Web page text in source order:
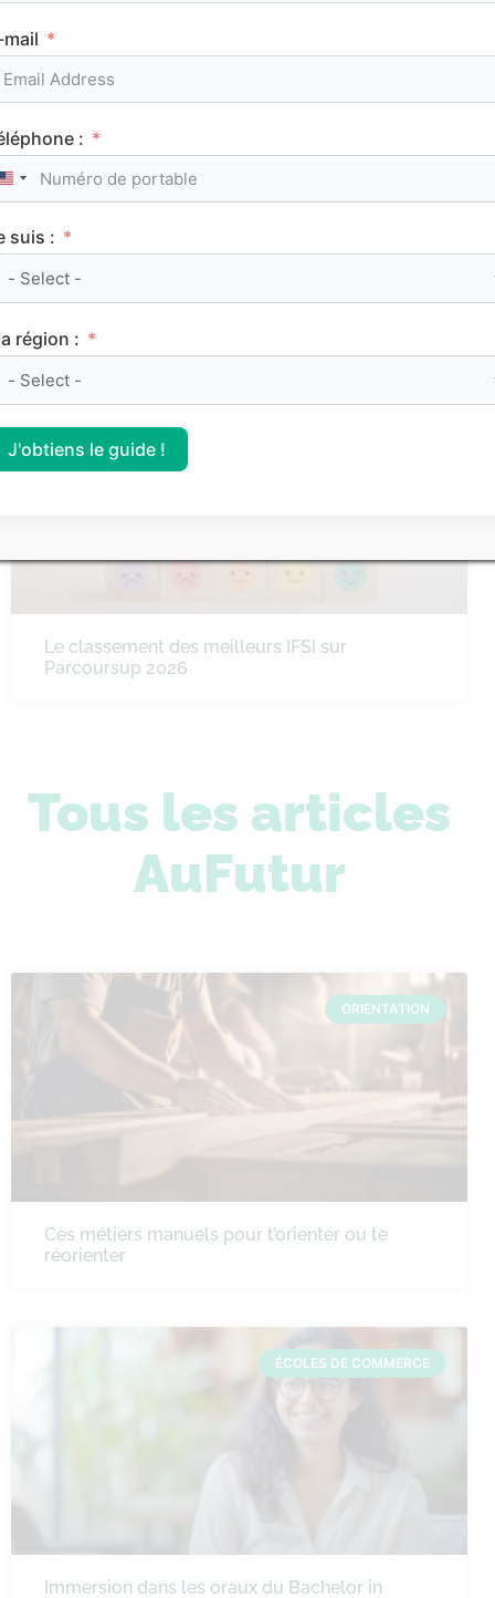
Le classement des meilleurs IFSI sur
Parcoursup 2026
Tous les articles
AuFutur
ORIENTATION
Ces métiers manuels pour t’orienter ou te
réorienter
ÉCOLES DE COMMERCE
Immersion dans les oraux du Bachelor in
:
United States +1
suis :
région :
J'obtiens le guide !